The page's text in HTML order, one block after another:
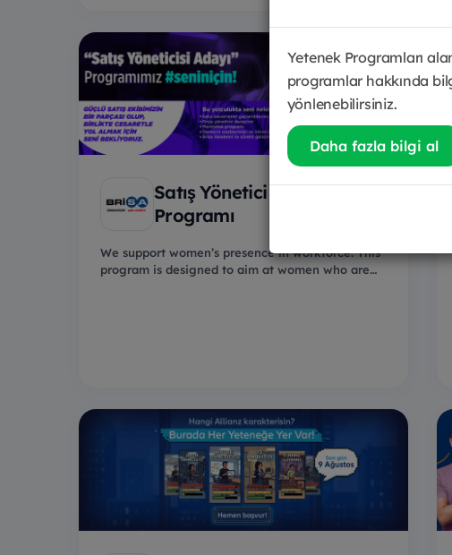
Satış Yönetici Adayı
Programı
We support women’s presence in workforce. This
program is designed to aim at women who are
Yetenek Programları
programlar hakkında
yönlenebilirsiniz.
Daha fazla bilgi al